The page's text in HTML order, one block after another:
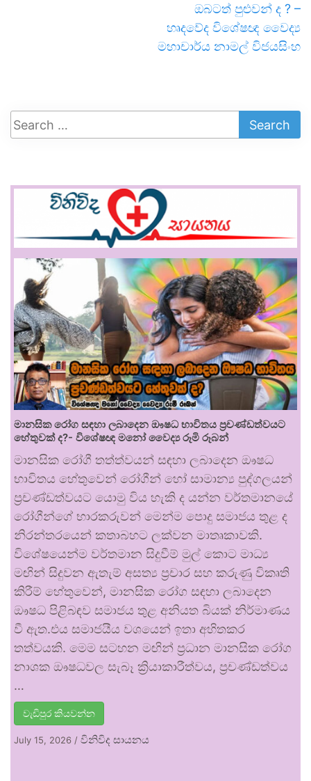
ඔබටත් පුළුවන් ද ? –
හෘදවේද විශේෂඥ වෛද්‍ය
මහාචාර්ය නාමල් විජයසිංහ
මානසික රෝග සඳහා ලබාදෙන ඖෂධ භාවිතය ප්‍රචණ්ඩත්වයට
හේතුවක් ද?- විශේෂඥ මනෝ වෛද්‍ය රූමි රූබන්
මානසික රෝගී තත්ත්වයන් සඳහා ලබාදෙන ඖෂධ
භාවිතය හේතුවෙන් රෝගීන් හෝ සාමාන්‍ය පුද්ගලයන්
ප්‍රචණ්ඩත්වයට යොමු විය හැකි ද යන්න වර්තමානයේ
රෝගීන්ගේ භාරකරුවන් මෙන්ම පොදු සමාජය තුළ ද
නිරන්තරයෙන් කතාබහට ලක්වන මාතෘකාවකි.
විශේෂයෙන්ම වර්තමාන සිදුවීම් මුල් කොට මාධ්‍ය
මඟින් සිදුවන ඇතැම් අසත්‍ය ප්‍රචාර සහ කරුණු විකෘති
කිරීම් හේතුවෙන්, මානසික රෝග සඳහා ලබාදෙන
ඖෂධ පිළිබඳව සමාජය තුළ අනියත බියක් නිර්මාණය
වී ඇත.එය සමාජයීය වශයෙන් ඉතා අහිතකර
තත්වයකි. මෙම සටහන මඟින් ප්‍රධාන මානසික රෝග
නාශක ඖෂධවල සැබෑ ක්‍රියාකාරීත්වය, ප්‍රචණ්ඩත්වය
…
වැඩිපුර කියවන්න
July 15, 2026 / විනිවිද සායනය